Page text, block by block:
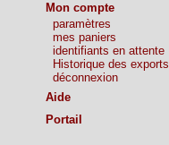
Mon compte
paramètres
mes paniers
identifiants en attente
Historique des exports
déconnexion
Aide
Portail